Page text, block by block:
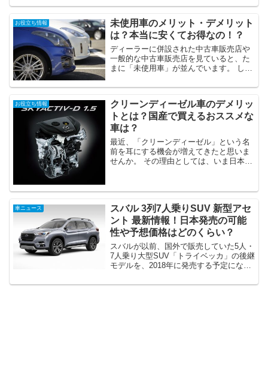
ますが、スマホの利用料金に似た「旅ホ
て新車販売も...
お役立ち情報
未使用車のメリット・デメリット
は？本当に安くてお得なの！？
ディーラーに併設された中古車販売店や
一般的な中古車販売店を見ていると、た
まに「未使用車」が並んでいます。 しか
いう方も多いのではないでしょうか？ 今
きたいと思いますので...
お役立ち情報
クリーンディーゼル車のデメリッ
トとは？国産で買えるおススメな
車は？
最近、「クリーンディーゼル」という名
前を耳にする機会が増えてきたと思いま
せんか。 その理由としては、いま日本で
一番排出ガスの規制が厳しく、日本の規
車ニュース
スバル 3列7人乗りSUV 新型アセ
ント 最新情報！日本発売の可能
性や予想価格はどのくらい？
スバルが以前、国外で販売していた5人・
7人乗り大型SUV「トライベッカ」の後継
モデルを、2018年に発売する予定になっ
で車名は「トライベッカ」に決定して発